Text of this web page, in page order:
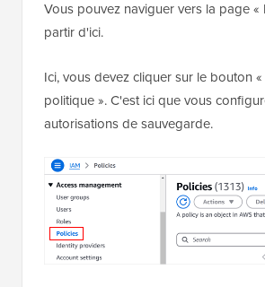
Vous pouvez naviguer vers la page «
partir d'ici.
Ici, vous devez cliquer sur le bouton
politique ». C'est ici que vous
autorisations de sauvegarde.